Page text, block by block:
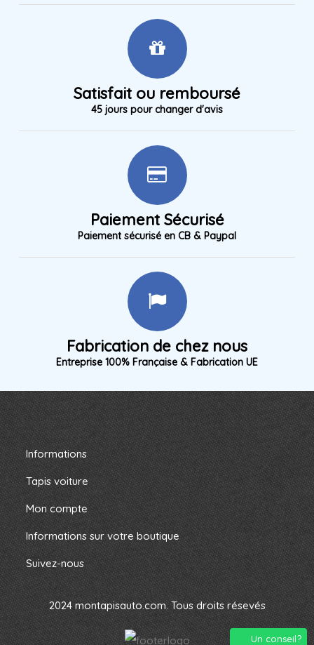
Satisfait ou remboursé
45 jours pour changer d'avis
Paiement Sécurisé
Paiement sécurisé en CB & Paypal
Fabrication de chez nous
Entreprise 100% Française & Fabrication UE
Informations
Tapis voiture
Mon compte
Informations sur votre boutique
Suivez-nous
Un conseil?
2024 montapisauto.com. Tous droits résevés